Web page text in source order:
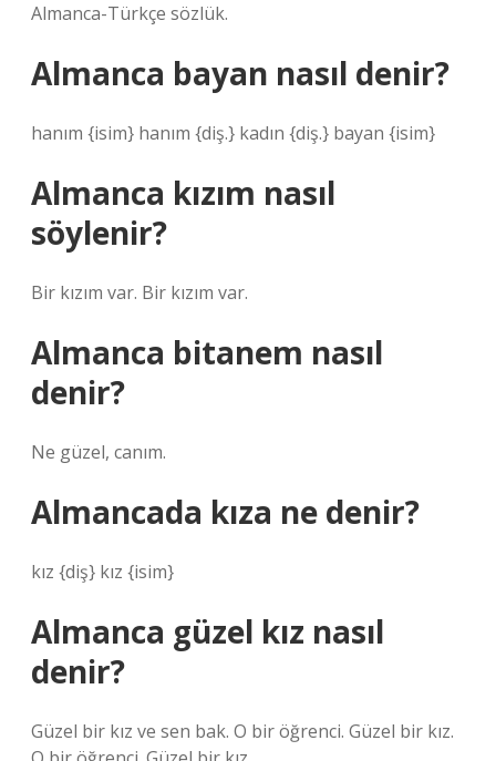
Almanca-Türkçe sözlük.
Almanca bayan nasıl denir?
hanım {isim} hanım {diş.} kadın {diş.} bayan {isim}
Almanca kızım nasıl
söylenir?
Bir kızım var. Bir kızım var.
Almanca bitanem nasıl
denir?
Ne güzel, canım.
Almancada kıza ne denir?
kız {diş} kız {isim}
Almanca güzel kız nasıl
denir?
Güzel bir kız ve sen bak. O bir öğrenci. Güzel bir kız.